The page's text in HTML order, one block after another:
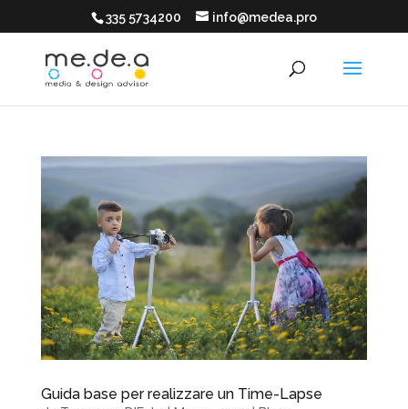
335 5734200 info@medea.pro
Guida base per realizzare un Time-Lapse